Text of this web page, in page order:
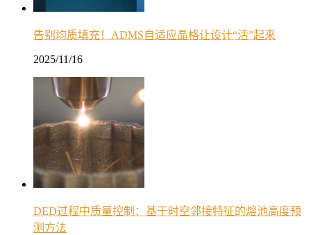
告别均质填充！ADMS自适应晶格让设计“活”起来
2025/11/16
DED过程中质量控制：基于时空邻接特征的熔池高度预
测方法